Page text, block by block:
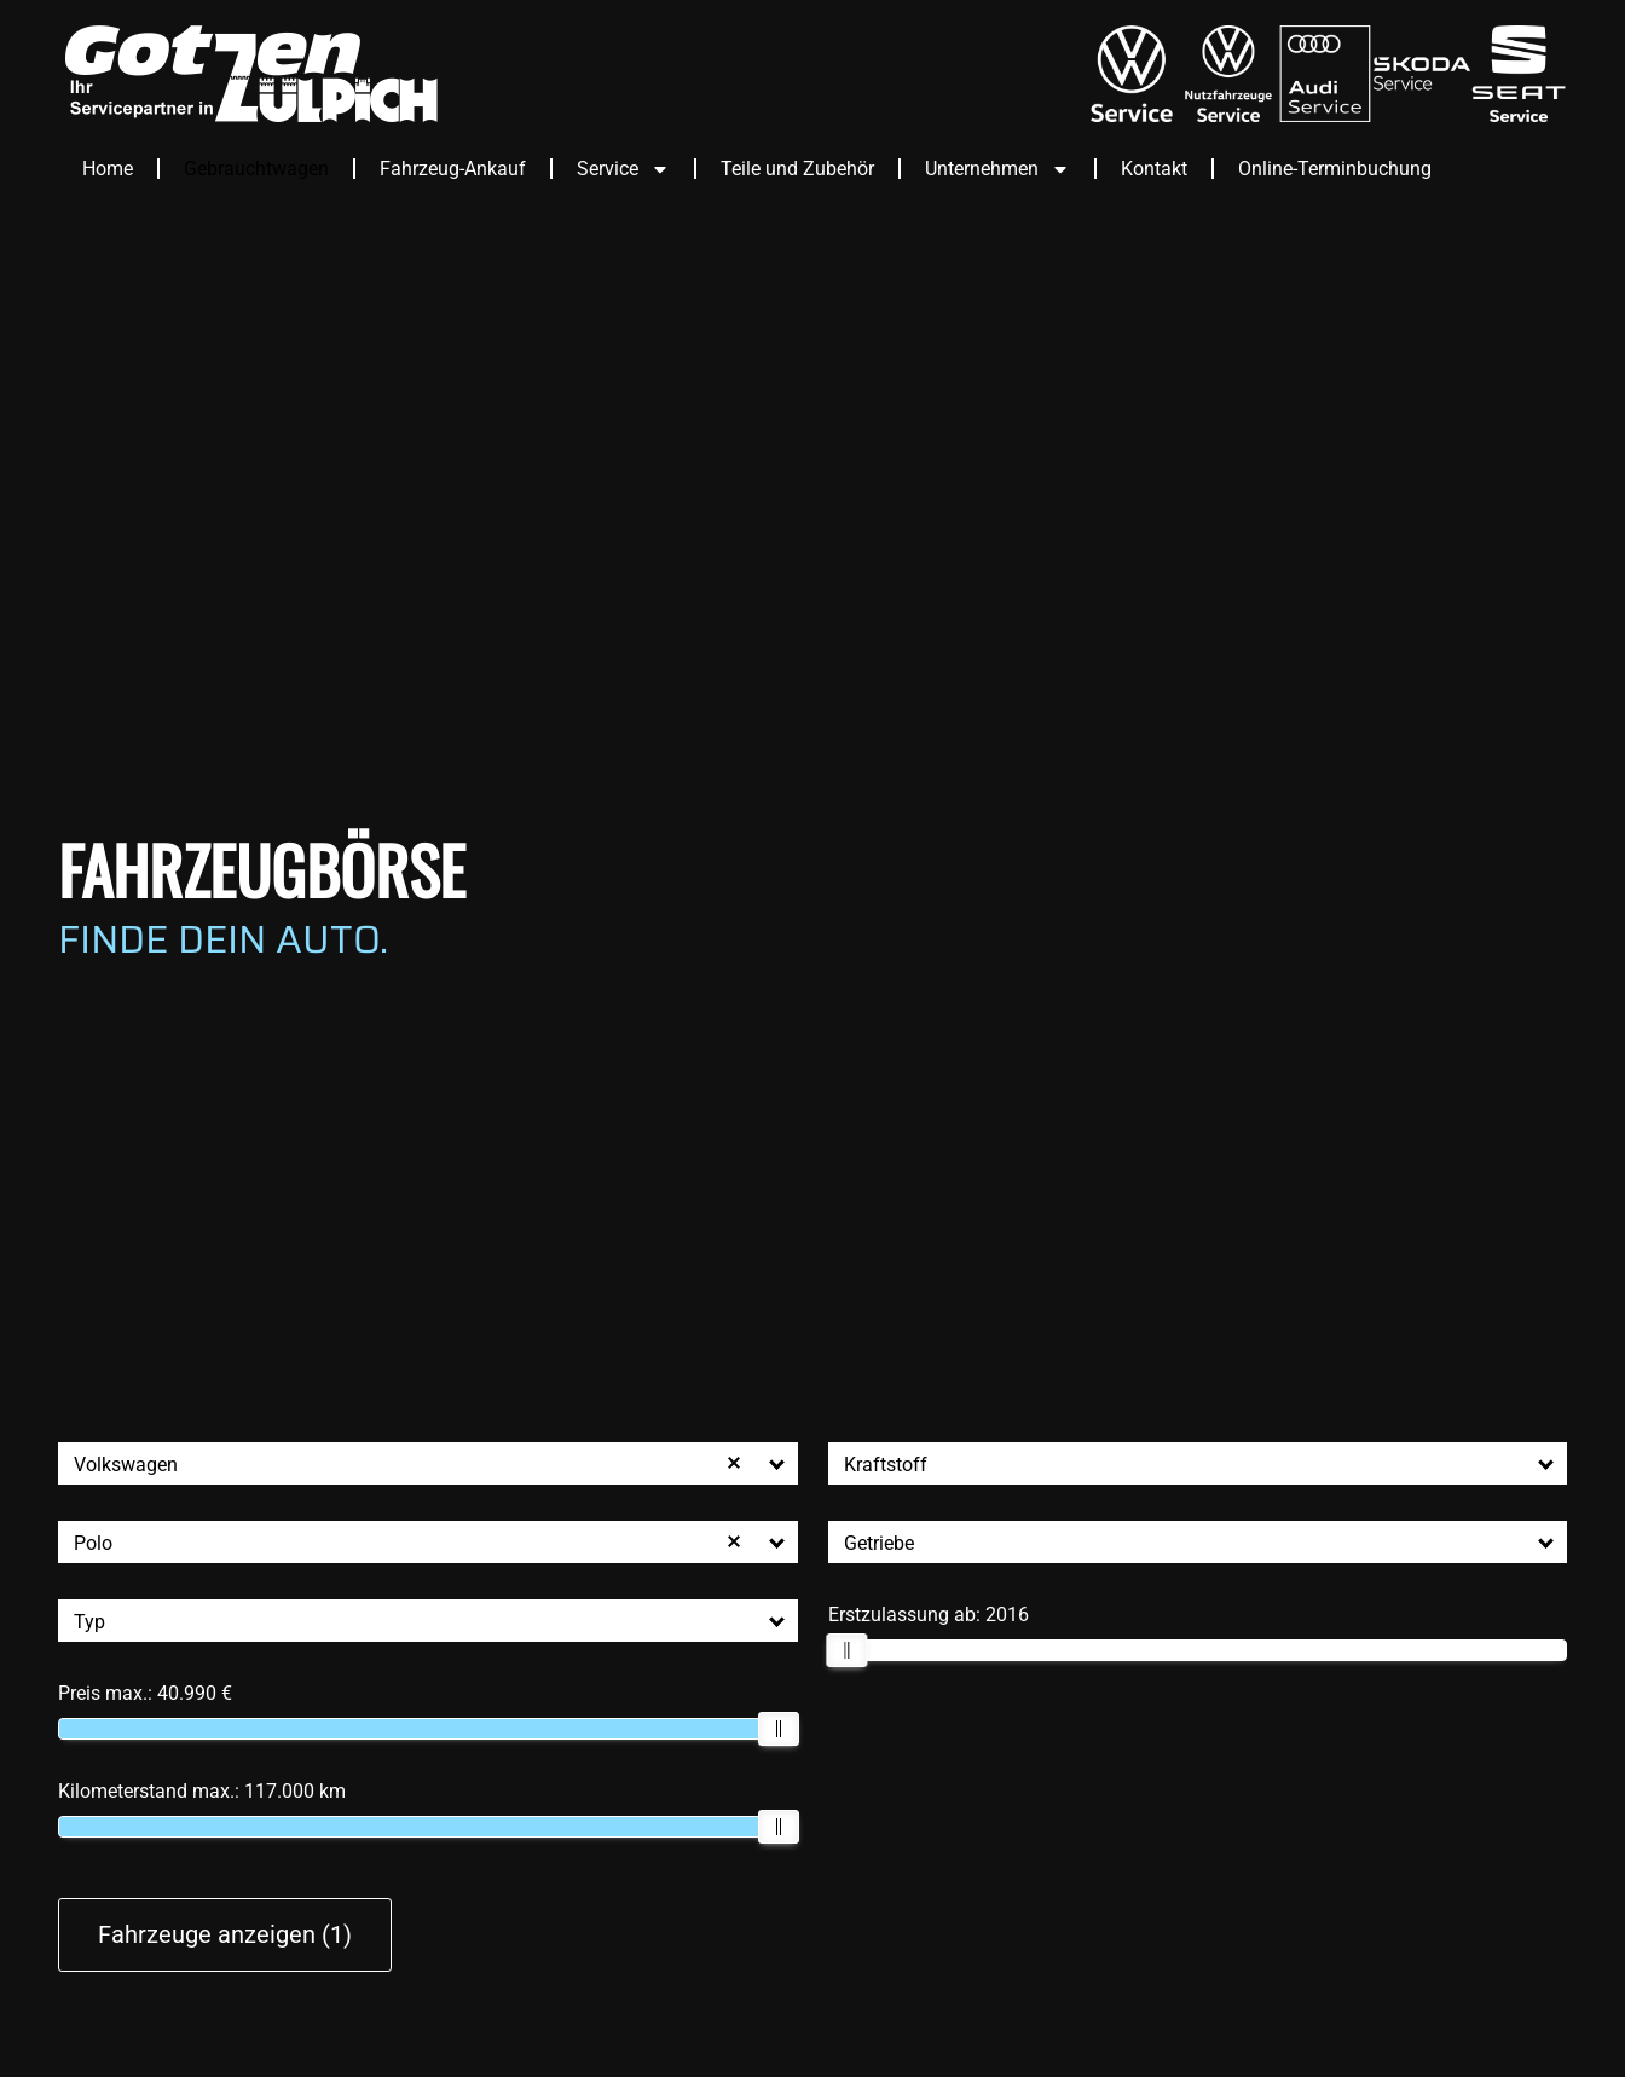
Home Fahrzeug-Ankauf Service Teile und Zubehör Unternehmen Kontakt Online-Terminbuchung
FAHRZEUGBÖRSE
FINDE DEIN AUTO.
Volkswagen
Polo
Typ
Preis max.: 40.990 €
Kilometerstand max.: 117.000 km
Kraftstoff
Getriebe
Erstzulassung ab: 2016
Fahrzeuge anzeigen (1)